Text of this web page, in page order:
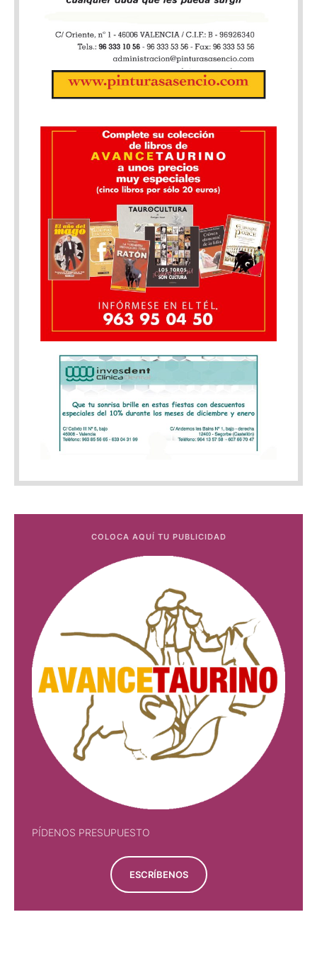
COLOCA AQUÍ TU PUBLICIDAD
PÍDENOS PRESUPUESTO
ESCRÍBENOS